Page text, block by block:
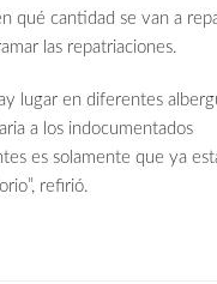
qué cantidad se van a
las repatriaciones.
lugar en diferentes
a los indocumentados
es solamente que ya
refirió.